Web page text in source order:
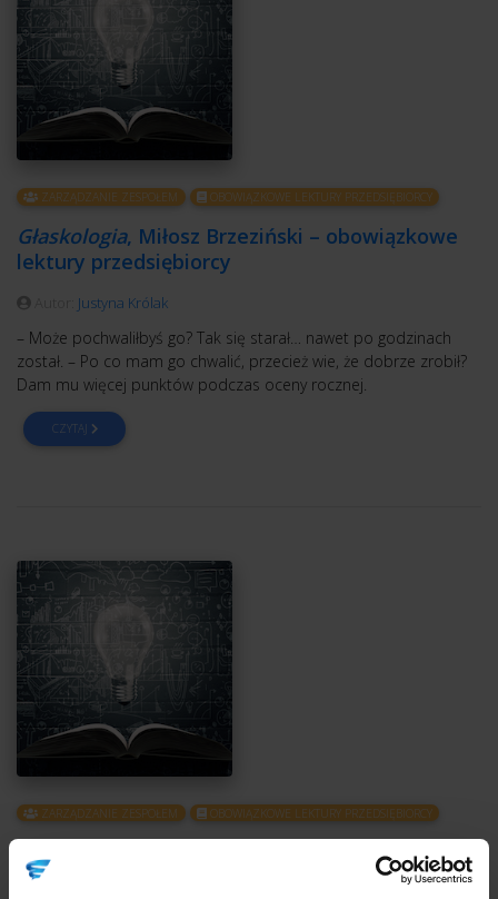
ZARZĄDZANIE ZESPOŁEM OBOWIĄZKOWE LEKTURY PRZEDSIĘBIORCY
Głaskologia, Miłosz Brzeziński – obowiązkowe
lektury przedsiębiorcy
Justyna Królak
– Może pochwaliłbyś go? Tak się starał… nawet po godzinach
został. – Po co mam go chwalić, przecież wie, że dobrze zrobił?
Dam mu więcej punktów podczas oceny rocznej.
CZYTAJ
ZARZĄDZANIE ZESPOŁEM OBOWIĄZKOWE LEKTURY PRZEDSIĘBIORCY
pracownikami